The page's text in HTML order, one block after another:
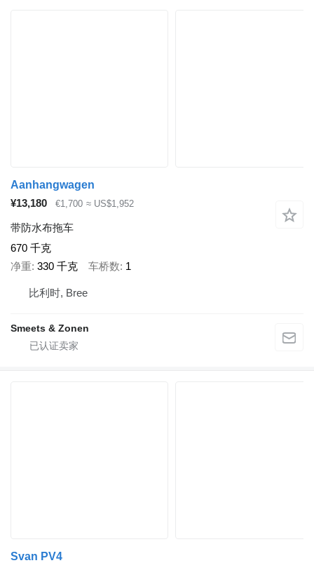
Aanhangwagen
¥13,180
€1,700 ≈ US$1,952
带防水布拖车
670 千克
净重 330 千克 车桥数 1
比利时, Bree
Smeets & Zonen
Svan PV4